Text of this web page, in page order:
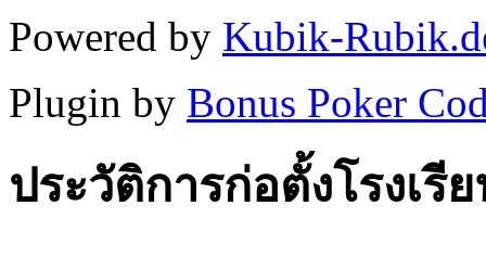
Powered by Kubik-
Plugin by Bonus Poker
ประวัติการก่อตั้งโรงเรี